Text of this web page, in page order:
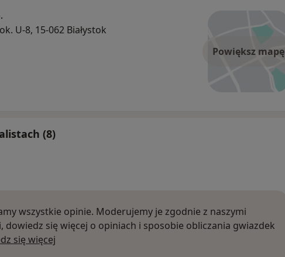
Powiększ mapę
U-8, 15-062 Białystok
(8)
wszystkie opinie. Moderujemy je zgodnie z naszymi
dowiedz się więcej o opiniach i sposobie obliczania gwiazdek
się więcej